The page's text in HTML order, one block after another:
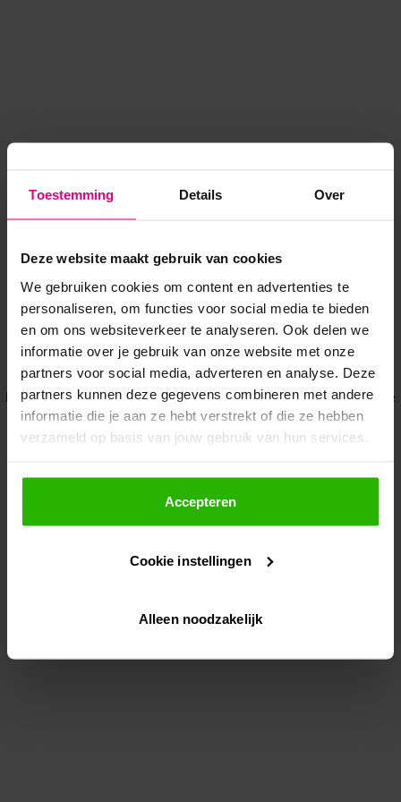
Toestemming Details Over
Deze website maakt gebruik van cookies
We gebruiken cookies om content en advertenties te
personaliseren, om functies voor social media te bieden
en om ons websiteverkeer te analyseren. Ook delen we
informatie over je gebruik van onze website met onze
partners voor social media, adverteren en analyse. Deze
partners kunnen deze gegevens combineren met andere
informatie die je aan ze hebt verstrekt of die ze hebben
verzameld op basis van jouw gebruik van hun services.
Als je op "Accepteer" klikt, dan geef je Voordeeluitjes.nl
toestemming om cookies voor social media en
gepersonaliseerde advertenties te plaatsen.
Lees hier meer over in onsprivacybeleid
Via "Cookie instellingen" kun je ook zelf instellen welke
Accepteren
Cookie instellingen
Alleen noodzakelijk
Application error: a client-side exception has occurred while
loadingwww.voordeeluitjes.nl (see the browser console for more
information).